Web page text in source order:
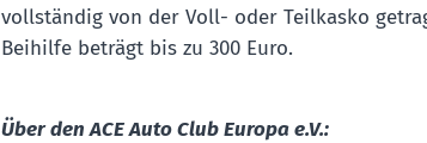
vollständig von der Voll- oder Teilkasko
Beihilfe beträgt bis zu 300 Euro.
Über den ACE Auto Club Europa e.V.: